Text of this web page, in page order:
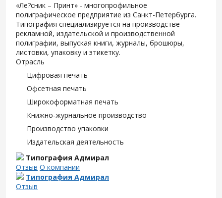
«Ле?сник – Принт» - многопрофильное
полиграфическое предприятие из Санкт-Петербурга.
Типография специализируется на производстве
рекламной, издательской и производственной
полиграфии, выпуская книги, журналы, брошюры,
листовки, упаковку и этикетку.
Отрасль
Цифровая печать
Офсетная печать
Широкоформатная печать
Книжно-журнальное производство
Производство упаковки
Издательская деятельность
Типография Адмирал
Отзыв О компании
Типография Адмирал
Отзыв